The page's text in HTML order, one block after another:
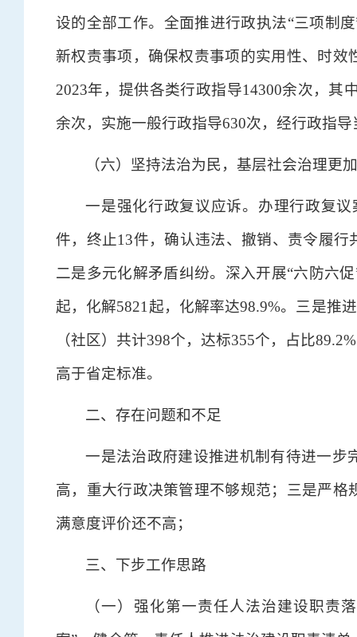
设的全部工作。全面推进行政执法“三项制
新权责事项，确保权责事项的实用性、时
2023年，提供各类行政指导14300余次，其
余次，实施一般行政指导630次，经行政指
（六）坚持法治为民，基层社会治理更
一是强化行政复议应诉。办理行政复
件，终止13件，确认违法、撤销、责令履
二是多元化解矛盾纠纷。深入开展“六防六
起，化解5821起，化解率达98.9%。三是推
（社区）共计398个，达标355个，占比
高于省定标准。
二、存在问题和不足
一是法治政府建设推进机制有待进一步
高，重大行政决策管理不够规范；三是严
满意度评价还不高；
三、下步工作思路
（一）强化第一责任人法治建设职责